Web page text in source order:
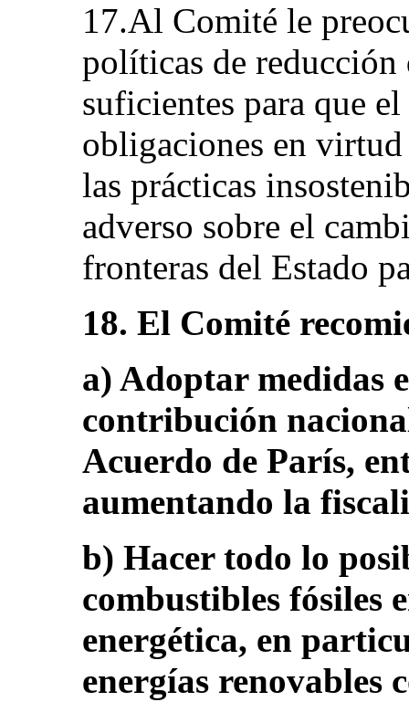
17.Al Comité le
políticas de reducción
suficientes para que
obligaciones en
las prácticas
adverso sobre el
fronteras del Estado
18. El Comité
a) Adoptar medidas
contribución
Acuerdo de París,
aumentando la
b) Hacer todo lo
combustibles fósiles
energética, en
energías renovables